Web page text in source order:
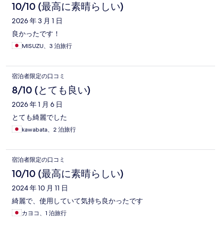
10/10 (最高に素晴らしい)
2026 年 3 月 1 日
良かったです！
MISUZU、3 泊旅行
宿泊者限定の口コミ
8/10 (とても良い)
2026 年 1 月 6 日
とても綺麗でした
kawabata、2 泊旅行
宿泊者限定の口コミ
10/10 (最高に素晴らしい)
2024 年 10 月 11 日
綺麗で、使用していて気持ち良かったです
カヨコ、1 泊旅行